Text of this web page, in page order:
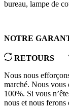
bureau, lampe de
NOTRE
RETOURS
Nous nous
marché. Nous vous
100%. Si vous
nous et nous ferons